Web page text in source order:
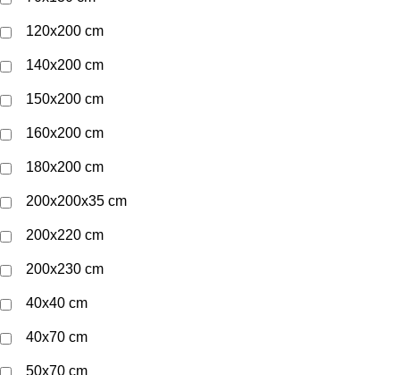
120x200 cm
140x200 cm
150x200 cm
160x200 cm
180x200 cm
200x200x35 cm
200x220 cm
200x230 cm
40x40 cm
40x70 cm
50x70 cm